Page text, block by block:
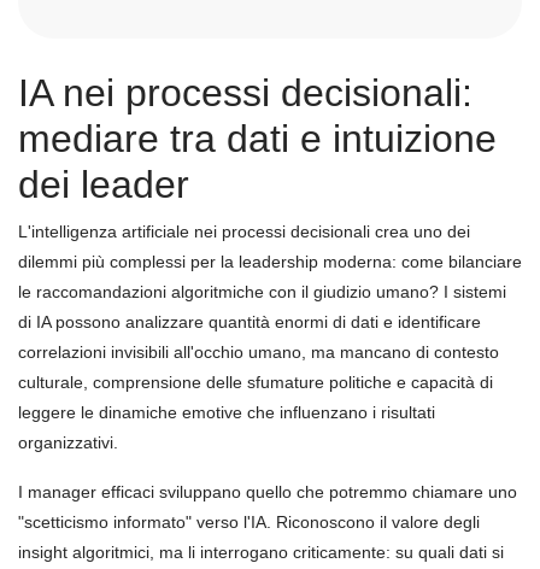
IA nei processi decisionali:
mediare tra dati e intuizione
dei leader
L'intelligenza artificiale nei processi decisionali crea uno dei
dilemmi più complessi per la leadership moderna: come bilanciare
le raccomandazioni algoritmiche con il giudizio umano? I sistemi
di IA possono analizzare quantità enormi di dati e identificare
correlazioni invisibili all'occhio umano, ma mancano di contesto
culturale, comprensione delle sfumature politiche e capacità di
leggere le dinamiche emotive che influenzano i risultati
organizzativi.
I manager efficaci sviluppano quello che potremmo chiamare uno
"scetticismo informato" verso l'IA. Riconoscono il valore degli
insight algoritmici, ma li interrogano criticamente: su quali dati si